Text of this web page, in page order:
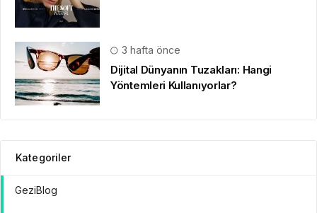
3 hafta önce
Dijital Dünyanın Tuzakları: Hangi
Yöntemleri Kullanıyorlar?
Kategoriler
GeziBlog